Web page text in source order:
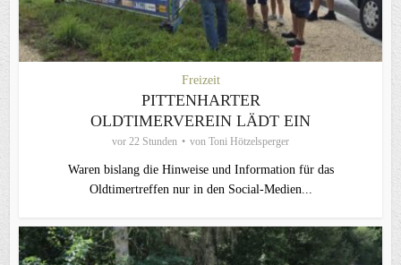
Freizeit
PITTENHARTER
OLDTIMERVEREIN LÄDT EIN
vor 22 Stunden von Toni Hötzelsperger
Waren bislang die Hinweise und Information für das
Oldtimertreffen nur in den Social-Medien...